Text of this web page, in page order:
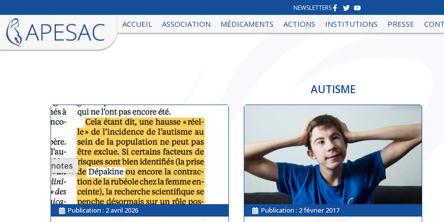
NEWSLETTERS
ACCUEIL ASSOCIATION MÉDICAMENTS ACTIONS INSTITUTIONS PRESSE
AUTISME
Publication : 2 avril 2026 Publication : 2 février 2017